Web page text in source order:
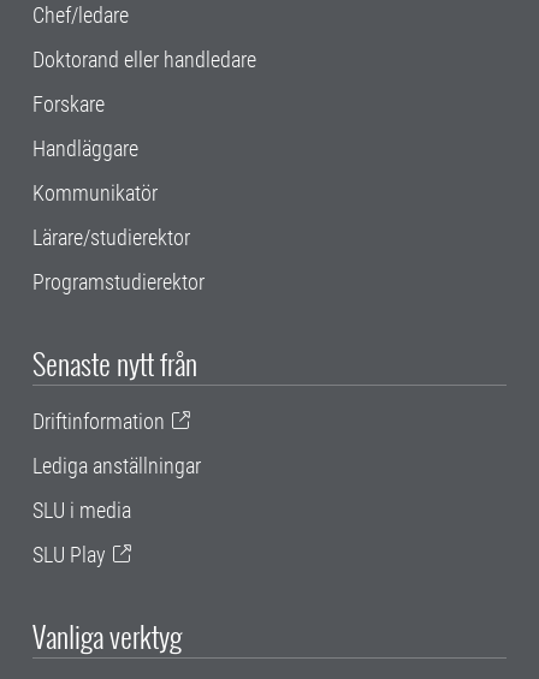
Chef/ledare
Doktorand eller handledare
Forskare
Handläggare
Kommunikatör
Lärare/studierektor
Programstudierektor
Senaste nytt från
Driftinformation
Lediga anställningar
SLU i media
SLU Play
Vanliga verktyg